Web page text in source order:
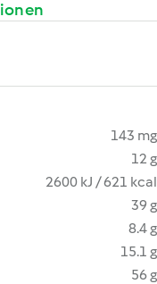
143 mg
12 g
2600 kJ / 621 kcal
39 g
8.4 g
15.1 g
56 g